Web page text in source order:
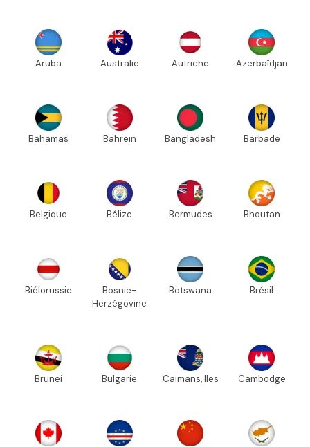
Aruba Australie Autriche Azerbaïdjan
Bahamas Bahreïn Bangladesh Barbade
Belgique Bélize Bermudes Bhoutan
Biélorussie
Bosnie-
Herzégovine
Botswana Brésil
Brunei Bulgarie Caïmans, Iles Cambodge